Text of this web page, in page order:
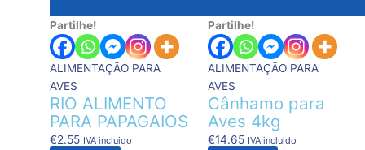
Partilhe!
ALIMENTAÇÃO PARA
AVES
RIO ALIMENTO
PARA PAPAGAIOS
€2.55 IVA incluido
Partilhe!
ALIMENTAÇÃO PARA
AVES
Cânhamo para
Aves 4kg
€14.65 IVA incluido